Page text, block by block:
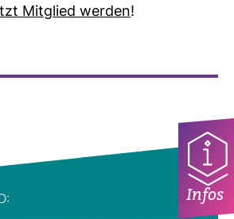
Mit­glied werden!
Infos